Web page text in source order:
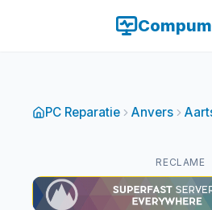
PC Reparatie Anvers
RECLAME